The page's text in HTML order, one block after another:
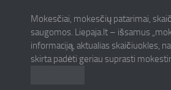
Mokesčiai, mokesčių patarimai,
saugomos. Liepaja.lt – išsamus
informaciją, aktualias skaičiuokles,
skirta padėti geriau suprasti